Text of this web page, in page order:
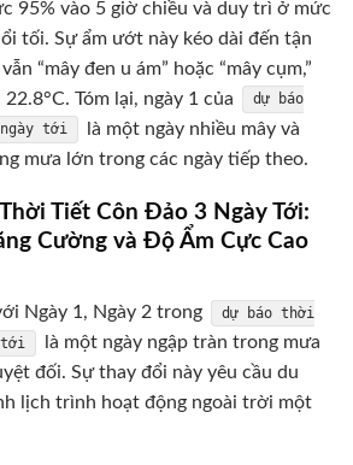
95% vào 5 giờ chiều và duy trì ở mức
tối. Sự ẩm ướt này kéo dài đến tận
“mây đen u ám” hoặc “mây cụm,”
Tóm lại, ngày 1 của
dự báo
tới
là một ngày nhiều mây và
mưa lớn trong các ngày tiếp theo.
Tiết Côn Đảo 3 Ngày Tới:
Cường và Độ Ẩm Cực Cao
Ngày 1, Ngày 2 trong
dự báo thời
tới
là một ngày ngập tràn trong mưa
đối. Sự thay đổi này yêu cầu du
lịch trình hoạt động ngoài trời một